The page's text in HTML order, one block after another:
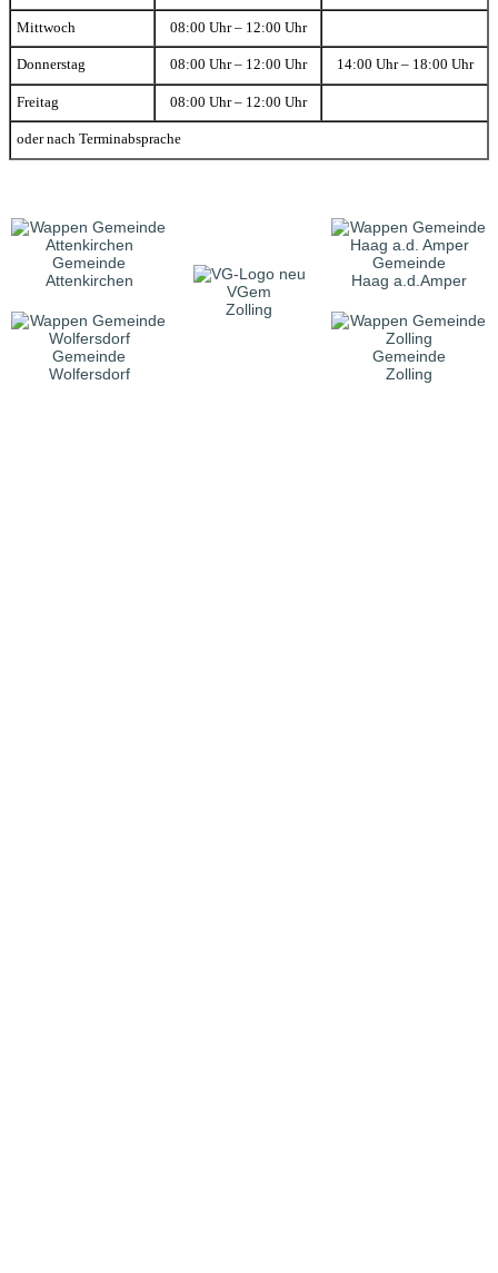
Mittwoch 08:00 Uhr – 12:00 Uhr
Donnerstag 08:00 Uhr – 12:00 Uhr 14:00 Uhr – 18:00 Uhr
Freitag 08:00 Uhr – 12:00 Uhr
oder nach Terminabsprache
Gemeinde
Attenkirchen
VGem
Zolling
Gemeinde
Haag a.d.Amper
Gemeinde
Wolfersdorf
Gemeinde
Zolling